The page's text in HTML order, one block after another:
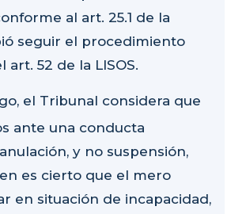
al art. 25.1 de la
seguir el procedimiento
52 de la LISOS.
el Tribunal considera que
ante una conducta
y no suspensión,
es cierto que el mero
en situación de incapacidad,